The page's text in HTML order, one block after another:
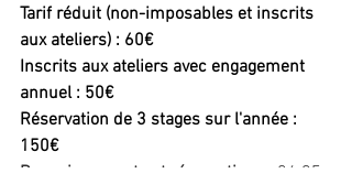
Tarif réduit (non-imposables et inscrits
aux ateliers) : 60€
Inscrits aux ateliers avec engagement
annuel : 50€
Réservation de 3 stages sur l'année :
150€
Renseignements et réservations : 06 95